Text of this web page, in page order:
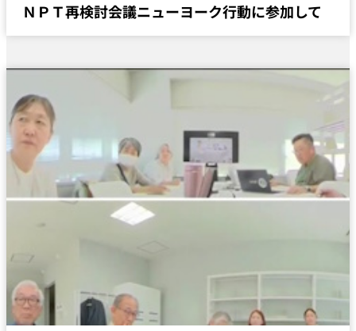
ＮＰＴ再検討会議ニューヨーク行動に参加して